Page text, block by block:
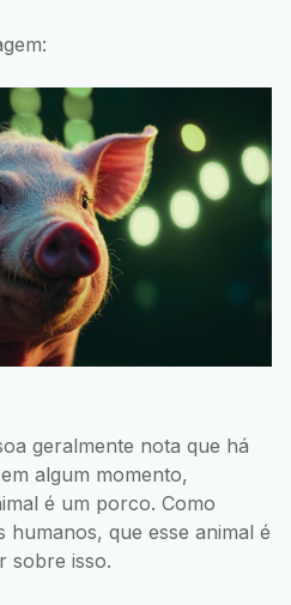
geralmente nota que há
algum momento,
é um porco. Como
que esse animal é
sobre isso.